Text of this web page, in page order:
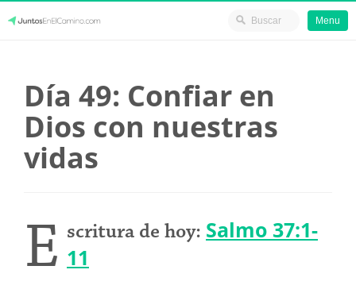
content
Menu
Día 49: Confiar en
Dios con nuestras
vidas
E scritura de hoy: Salmo 37:1-
11